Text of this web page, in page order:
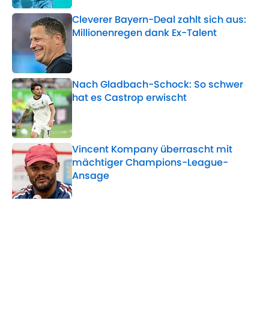
Cleverer Bayern-Deal zahlt sich aus:
Millionenregen dank Ex-Talent
Nach Gladbach-Schock: So schwer
hat es Castrop erwischt
Vincent Kompany überrascht mit
mächtiger Champions-League-
Ansage
Published by on Invalid Date